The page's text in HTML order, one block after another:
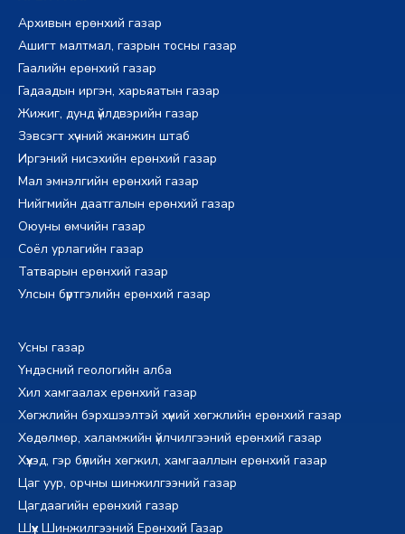
Архивын ерөнхий газар
Ашигт малтмал, газрын тосны газар
Гаалийн ерөнхий газар
Гадаадын иргэн, харьяатын газар
Жижиг, дунд үйлдвэрийн газар
Зэвсэгт хүчний жанжин штаб
Иргэний нисэхийн ерөнхий газар
Мал эмнэлгийн ерөнхий газар
Нийгмийн даатгалын ерөнхий газар
Оюуны өмчийн газар
Соёл урлагийн газар
Татварын ерөнхий газар
Улсын бүртгэлийн ерөнхий газар
Усны газар
Үндэсний геологийн алба
Хил хамгаалах ерөнхий газар
Хөгжлийн бэрхшээлтэй хүний хөгжлийн ерөнхий газар
Хөдөлмөр, халамжийн үйлчилгээний ерөнхий газар
Хүүхэд, гэр бүлийн хөгжил, хамгааллын ерөнхий газар
Цаг уур, орчны шинжилгээний газар
Цагдаагийн ерөнхий газар
Шүүх Шинжилгээний Ерөнхий Газар